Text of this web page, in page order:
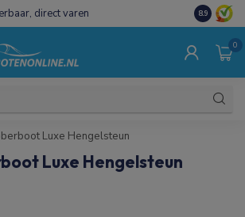
direct varen Al 15 jaar
8.9
0
Luxe Hengelsteun
Luxe Hengelsteun